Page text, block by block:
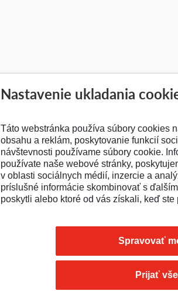
Nastavenie ukladania
Táto webstránka používa súbory cookies
obsahu a reklám, poskytovanie funkcií
návštevnosti používame súbory cookie.
používate naše webové stránky,
v oblasti sociálnych médií, inzercie a
príslušné informácie skombinovať s
poskytli alebo ktoré od vás získali, keď
Spravovať
Prijať